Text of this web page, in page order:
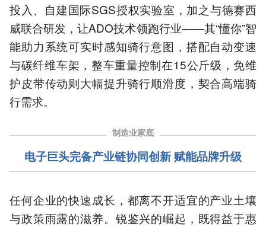
投入、自建国际SGS授权实验室，加之与德赛西
威联合研发，让ADO技术领跑行业——其“懂你”智
能助力系统可实时感知骑行意图，搭配自动变速
与碳纤维车架，整车重量控制在15公斤级，免维
护皮带传动则大幅提升骑行顺滑度，契合高端骑
行需求。
制造业家底
电子巨头完备产业链协同创新 赋能品牌升级
任何企业的快速成长，都离不开适宜的产业土壤
与政策雨露的滋养。锐鉴兴的崛起，既得益于惠